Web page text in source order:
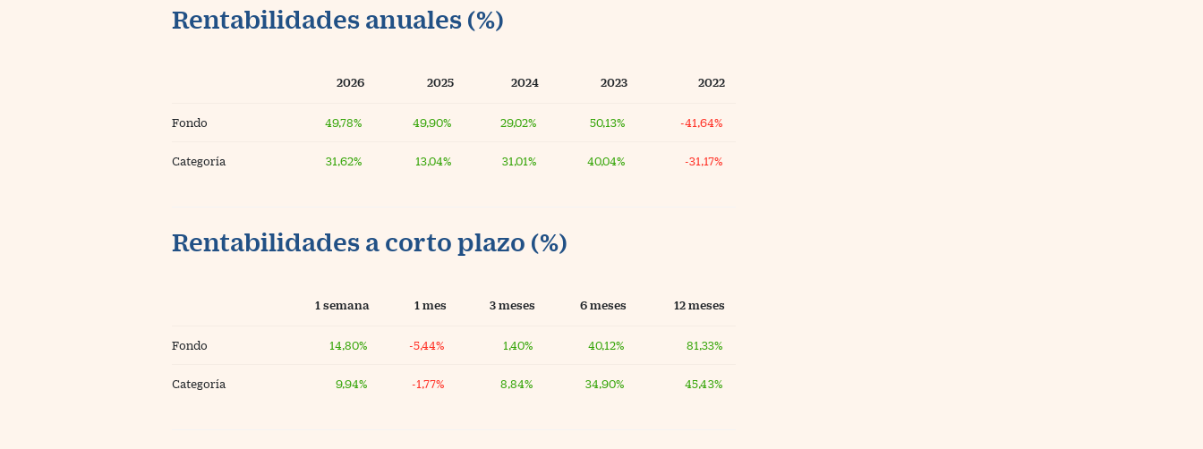
Rentabilidades anuales (%)
2026 2025 2024 2023 2022
Fondo 49,78% 49,90% 29,02% 50,13% -41,64%
Categoría 31,62% 13,04% 31,01% 40,04% -31,17%
Rentabilidades a corto plazo (%)
1 semana 1 mes 3 meses 6 meses 12 meses
Fondo 14,80% -5,44% 1,40% 40,12% 81,33%
Categoría 9,94% -1,77% 8,84% 34,90% 45,43%